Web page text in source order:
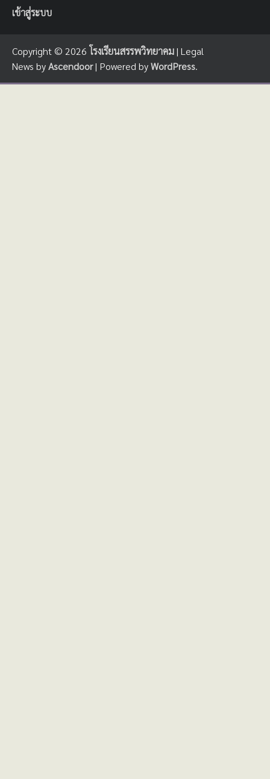
เข้าสู่ระบบ
Copyright © 2026 โรงเรียนสรรพวิทยาคม| Legal
News byAscendoor| Powered byWordPress.